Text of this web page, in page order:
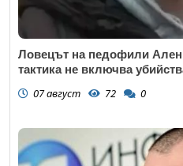
Ловецът на педофили
тактика не включва
07 август 72 0